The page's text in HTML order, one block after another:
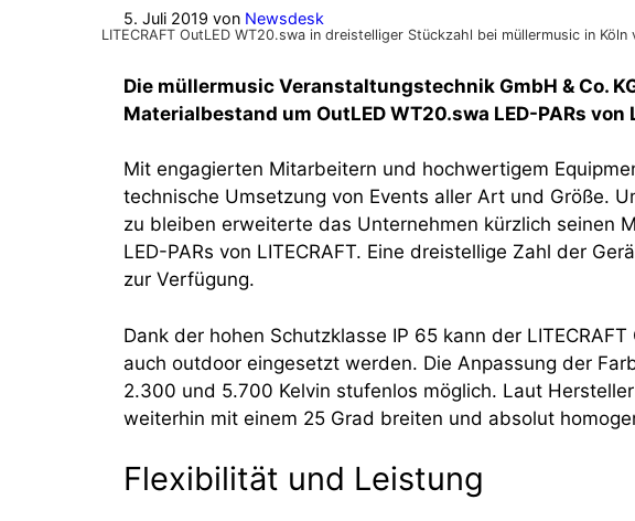
5. Juli 2019 von Newsdesk
LITECRAFT OutLED WT20.swa in dreistelliger Stückzahl bei müllermusic in
Die müllermusic Veranstaltungstechnik GmbH & Co.
Materialbestand um OutLED WT20.swa LED-PARs von
Mit engagierten Mitarbeitern und hochwertigem
technische Umsetzung von Events aller Art und Größe.
zu bleiben erweiterte das Unternehmen kürzlich seinen
LED-PARs von LITECRAFT. Eine dreistellige Zahl der
zur Verfügung.
Dank der hohen Schutzklasse IP 65 kann der
auch outdoor eingesetzt werden. Die Anpassung der
2.300 und 5.700 Kelvin stufenlos möglich. Laut
weiterhin mit einem 25 Grad breiten und absolut
Flexibilität und Leistung